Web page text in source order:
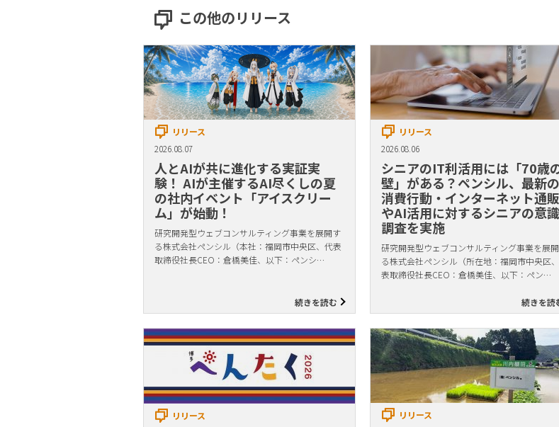
この他のリリース
リリース
2026.08.07
人とAIが共に進化する実証実
験！ AIが主催するAI尽くしの夏
の社内イベント「アイスクリー
ム」が始動！
研究開発型ウェブコンサルティング事業を展開す
る株式会社ペンシル（本社：福岡市中央区、代表
取締役社長CEO：倉橋美佳、以下：ペンシ…
続きを読む
リリース
2026.08.06
シニアのIT利活用には「70歳
壁」がある？ペンシル、最新の
消費行動・インターネット通販
やAI活用に対するシニアの意識
調査を実施
研究開発型ウェブコンサルティング事業を展
る株式会社ペンシル（所在地：福岡市中央区
表取締役社長CEO：倉橋美佳、以下：ペン…
続きを読
リリース
リリース